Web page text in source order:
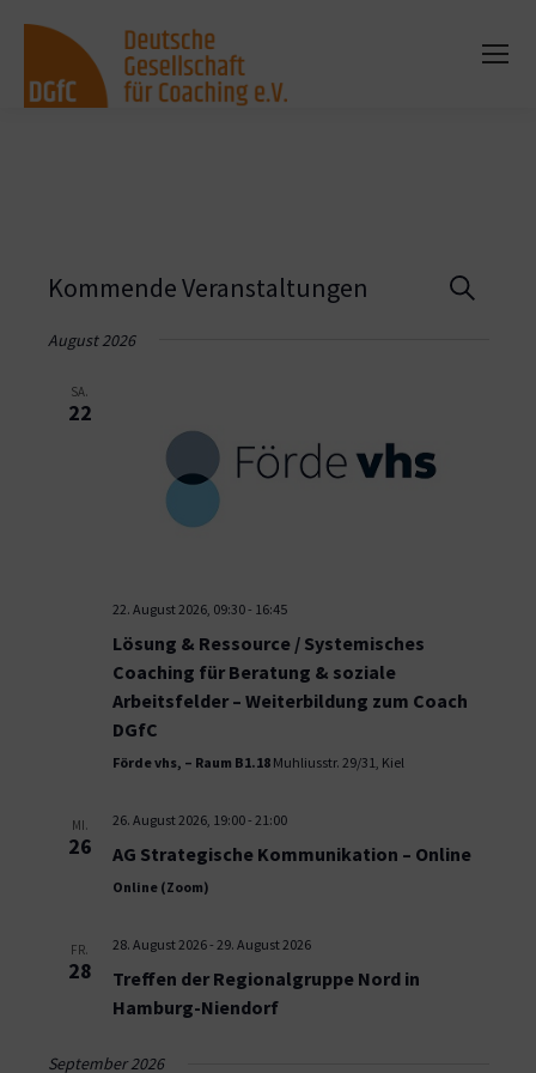
Suche
Kommende Veranstaltungen
August 2026
SA.
22
22. August 2026, 09:30- 16:45
Lösung & Ressource / Systemisches
Coaching für Beratung & soziale
Arbeitsfelder – Weiterbildung zum Coach
DGfC
Förde vhs, – Raum B1.18 Muhliusstr. 29/31, Kiel
MI.
26
26. August 2026, 19:00- 21:00
AG Strategische Kommunikation – Online
Online (Zoom)
FR.
28
28. August 2026- 29. August 2026
Treffen der Regionalgruppe Nord in
Hamburg-Niendorf
September 2026